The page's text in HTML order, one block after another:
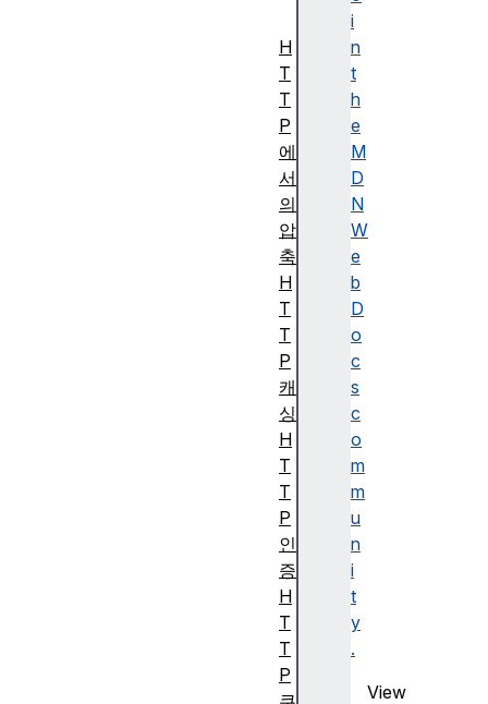
i
n
t
h
e
M
D
N
W
e
b
D
o
c
s
c
o
m
m
u
n
i
t
y
.
View
H
T
T
P
에
서
의
압
축
H
T
T
P
캐
싱
H
T
T
P
인
증
H
T
T
P